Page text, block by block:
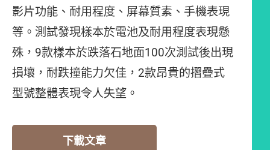
影片功能、耐用程度、屏幕質素、手機表現
等。測試發現樣本於電池及耐用程度表現懸
殊，9款樣本於跌落石地面100次測試後出現
損壞，耐跌撞能力欠佳，2款昂貴的摺疊式
型號整體表現令人失望。
下載文章